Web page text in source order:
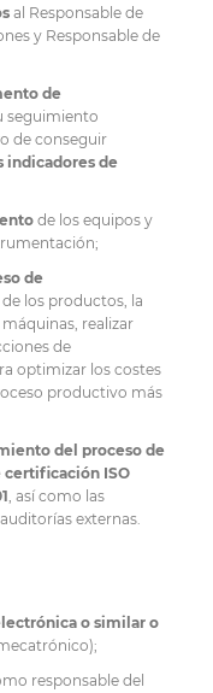
al Responsable de
y Responsable de
de
seguimiento
de conseguir
indicadores de
de los equipos y
de
de los productos, la
realizar
de
optimizar los costes
productivo más
del proceso de
ISO
, así como las
externas.
o similar o
responsable del